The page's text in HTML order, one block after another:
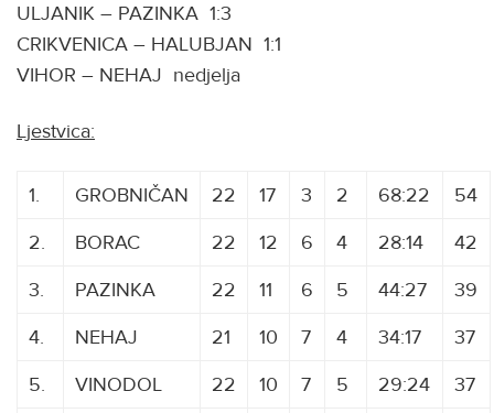
ULJANIK – PAZINKA 1:3
CRIKVENICA – HALUBJAN 1:1
VIHOR – NEHAJ nedjelja
Ljestvica:
1. GROBNIČAN 22 17 3 2 68:22
54
2.
BORAC 22 12 6 4 28:14
42
3.
PAZINKA 22 11 6 5 44:27
39
4.
NEHAJ 21 10 7 4 34:17
37
5.
VINODOL 22 10 7 5 29:24
37